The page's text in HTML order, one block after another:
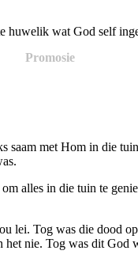
wat God self
Promosie
met Hom in die
alles in die tuin te
lei. Tog was die dood
nie. Tog was dit God